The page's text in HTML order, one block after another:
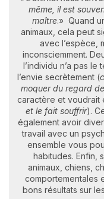
même, il est
maître.» Quand
animaux, cela peut
avec l’espèce,
inconsciemment.
l’individu n’a pas le
l’envie secrètement (
moquer du regard
caractère et voudrait
et le fait souffrir).
également avoir
travail avec un
ensemble vous
habitudes. Enfin,
animaux, chiens,
comportementales
bons résultats sur